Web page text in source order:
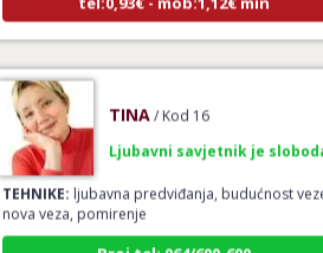
TEHNIKE:ljubavna predviđanja, budućnost veze,
nova veza, pomirenje
Broj tel: 064/600-600